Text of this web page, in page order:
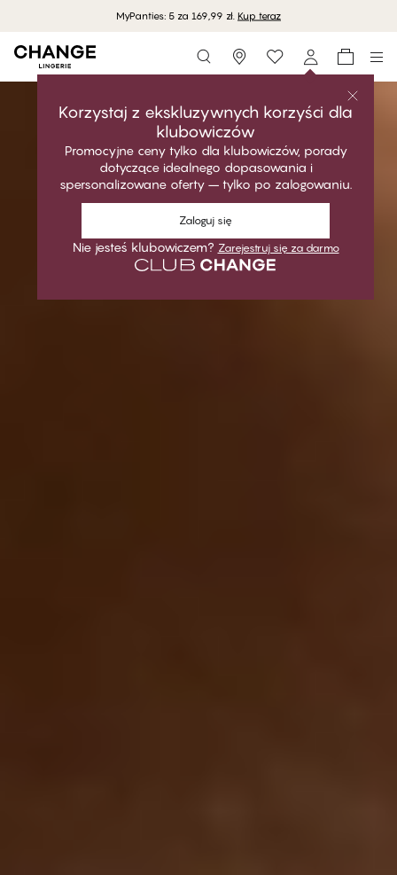
MyPanties: 5 za 169,99 zł. Kup teraz
Storefinder
Korzystaj z ekskluzywnych korzyści dla
klubowiczów
Promocyjne ceny tylko dla klubowiczów, porady
dotyczące idealnego dopasowania i
spersonalizowane oferty – tylko po zalogowaniu.
Zaloguj się
Nie jesteś klubowiczem? Zarejestruj się za darmo